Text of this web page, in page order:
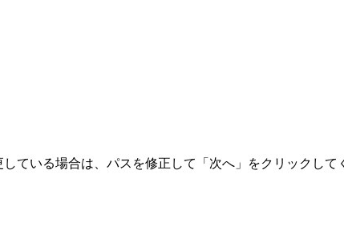
ている場合は、パスを修正して「次へ」をクリックして